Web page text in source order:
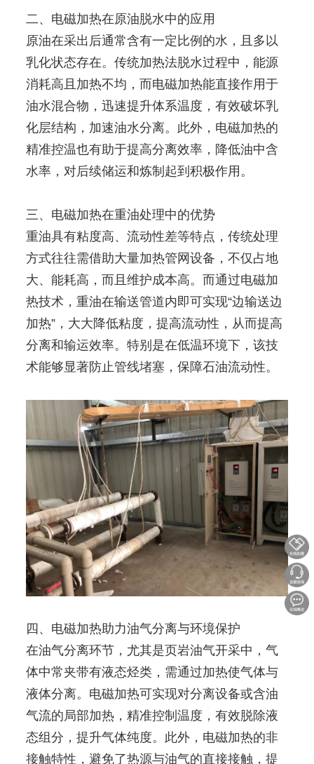
二、电磁加热在原油脱水中的应用
原油在采出后通常含有一定比例的水，且多以
乳化状态存在。传统加热法脱水过程中，能源
消耗高且加热不均，而电磁加热能直接作用于
油水混合物，迅速提升体系温度，有效破坏乳
化层结构，加速油水分离。此外，电磁加热的
精准控温也有助于提高分离效率，降低油中含
水率，对后续储运和炼制起到积极作用。
三、电磁加热在重油处理中的优势
重油具有粘度高、流动性差等特点，传统处理
方式往往需借助大量加热管网设备，不仅占地
大、能耗高，而且维护成本高。而通过电磁加
热技术，重油在输送管道内即可实现“边输送边
加热”，大大降低粘度，提高流动性，从而提高
分离和输运效率。特别是在低温环境下，该技
术能够显著防止管线堵塞，保障石油流动性。
四、电磁加热助力油气分离与环境保护
在油气分离环节，尤其是页岩油气开采中，气
体中常夹带有液态烃类，需通过加热使气体与
液体分离。电磁加热可实现对分离设备或含油
气流的局部加热，精准控制温度，有效脱除液
态组分，提升气体纯度。此外，电磁加热的非
接触特性，避免了热源与油气的直接接触，提